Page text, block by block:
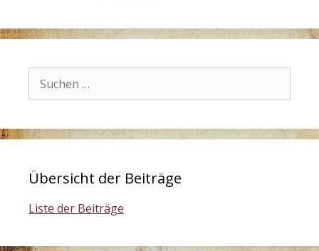
nach:
Übersicht der Beiträge
Liste der Beiträge